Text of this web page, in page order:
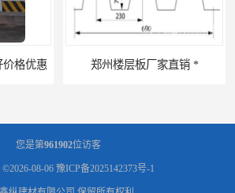
格优惠 郑州楼层板厂家直销 *
您是第961902位访客
08-06 豫ICP备2025142373号-1